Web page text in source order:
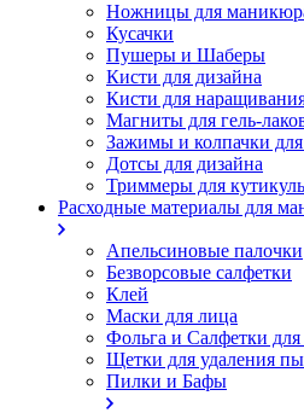
Ножницы для
Кусачки
Пушеры и Шаберы
Кисти для дизайна
Кисти для
Магниты для гель-
Зажимы и колпачки для
Дотсы для дизайна
Триммеры для
Расходные материалы для
Апельсиновые палочки
Безворсовые салфетки
Клей
Маски для лица
Фольга и Салфетки для
Щетки для удаления
Пилки и Бафы